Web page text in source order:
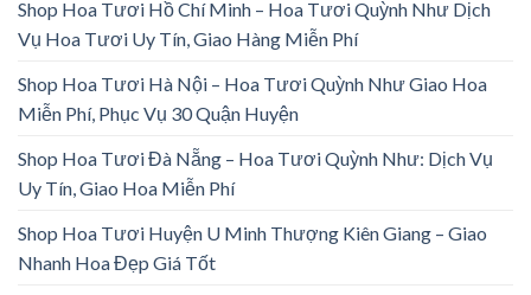
Shop Hoa Tươi Hồ Chí Minh – Hoa Tươi Quỳnh Như Dịch
Vụ Hoa Tươi Uy Tín, Giao Hàng Miễn Phí
Shop Hoa Tươi Hà Nội – Hoa Tươi Quỳnh Như Giao Hoa
Miễn Phí, Phục Vụ 30 Quận Huyện
Shop Hoa Tươi Đà Nẵng – Hoa Tươi Quỳnh Như: Dịch Vụ
Uy Tín, Giao Hoa Miễn Phí
Shop Hoa Tươi Huyện U Minh Thượng Kiên Giang – Giao
Nhanh Hoa Đẹp Giá Tốt